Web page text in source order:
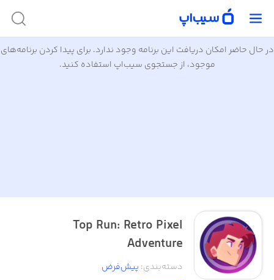
در حال حاضر امکان دریافت این برنامه وجود ندارد. برای پیدا کردن برنامه‌های
موجود، از جستجوی سیب‌اپ استفاده کنید.
Top Run: Retro Pixel
Adventure
دسته‌بندی: پیش‌فرض